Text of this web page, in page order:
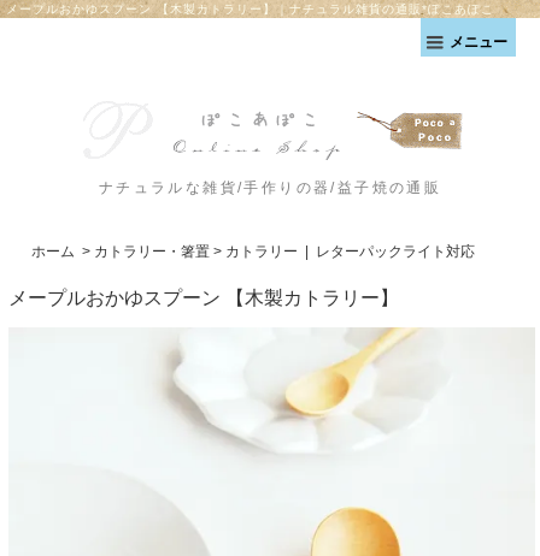
メープルおかゆスプーン 【木製カトラリー】｜ナチュラル雑貨の通販*ぽこあぽこ
メニュー
ナチュラルな雑貨/手作りの器/益子焼の通販
ホーム > カトラリー・箸置 > カトラリー レターパックライト対応
メープルおかゆスプーン 【木製カトラリー】